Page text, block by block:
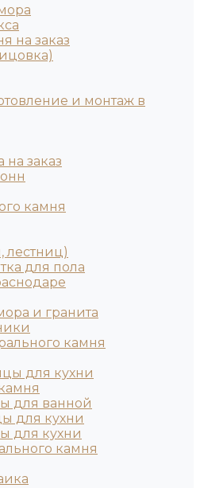
на заказ
и монтаж в
заказ
камня
лестниц)
для пола
и гранита
камня
для кухни
для ванной
для кухни
для кухни
камня